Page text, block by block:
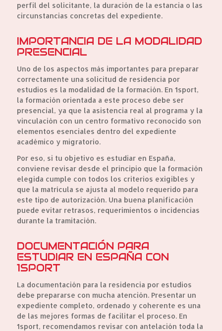
perfil del solicitante, la duración de la estancia o las
circunstancias concretas del expediente.
IMPORTANCIA DE LA MODALIDAD
PRESENCIAL
Uno de los aspectos más importantes para preparar
correctamente una solicitud de residencia por
estudios es la modalidad de la formación. En 1sport,
la formación orientada a este proceso debe ser
presencial, ya que la asistencia real al programa y la
vinculación con un centro formativo reconocido son
elementos esenciales dentro del expediente
académico y migratorio.
Por eso, si tu objetivo es estudiar en España,
conviene revisar desde el principio que la formación
elegida cumple con todos los criterios exigibles y
que la matrícula se ajusta al modelo requerido para
este tipo de autorización. Una buena planificación
puede evitar retrasos, requerimientos o incidencias
durante la tramitación.
DOCUMENTACIÓN PARA
ESTUDIAR EN ESPAÑA CON
1SPORT
La documentación para la residencia por estudios
debe prepararse con mucha atención. Presentar un
expediente completo, ordenado y coherente es una
de las mejores formas de facilitar el proceso. En
1sport, recomendamos revisar con antelación toda la